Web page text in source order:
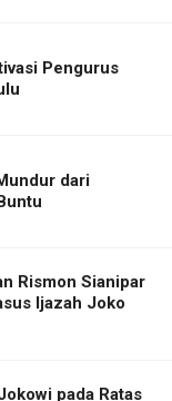
Pengurus
dari
Rismon Sianipar
Ijazah Joko
pada Ratas